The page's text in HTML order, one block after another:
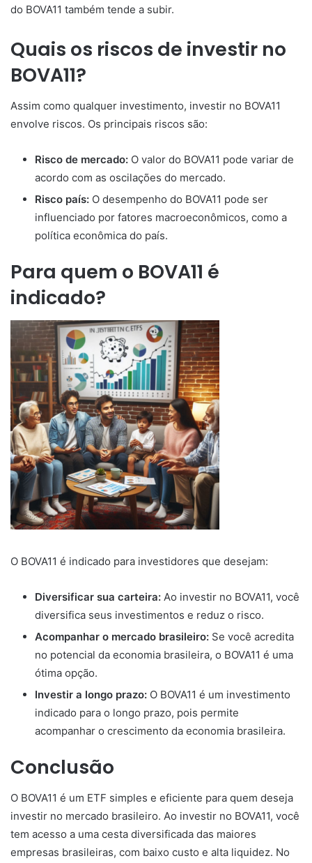
do BOVA11 também tende a subir.
Quais os riscos de investir no
BOVA11?
Assim como qualquer investimento, investir no BOVA11
envolve riscos. Os principais riscos são:
Risco de mercado: O valor do BOVA11 pode variar de
acordo com as oscilações do mercado.
Risco país: O desempenho do BOVA11 pode ser
influenciado por fatores macroeconômicos, como a
política econômica do país.
Para quem o BOVA11 é
indicado?
O BOVA11 é indicado para investidores que desejam:
Diversificar sua carteira: Ao investir no BOVA11, você
diversifica seus investimentos e reduz o risco.
Acompanhar o mercado brasileiro: Se você acredita
no potencial da economia brasileira, o BOVA11 é uma
ótima opção.
Investir a longo prazo: O BOVA11 é um investimento
indicado para o longo prazo, pois permite
acompanhar o crescimento da economia brasileira.
Conclusão
O BOVA11 é um ETF simples e eficiente para quem deseja
investir no mercado brasileiro. Ao investir no BOVA11, você
tem acesso a uma cesta diversificada das maiores
empresas brasileiras, com baixo custo e alta liquidez. No